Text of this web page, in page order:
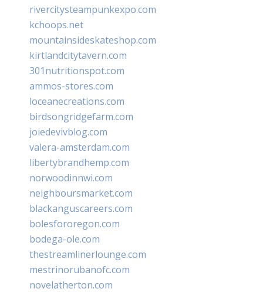
rivercitysteampunkexpo.com
kchoops.net
mountainsideskateshop.com
kirtlandcitytavern.com
301nutritionspot.com
ammos-stores.com
loceanecreations.com
birdsongridgefarm.com
joiedevivblog.com
valera-amsterdam.com
libertybrandhemp.com
norwoodinnwi.com
neighboursmarket.com
blackanguscareers.com
bolesfororegon.com
bodega-ole.com
thestreamlinerlounge.com
mestrinorubanofc.com
novelatherton.com